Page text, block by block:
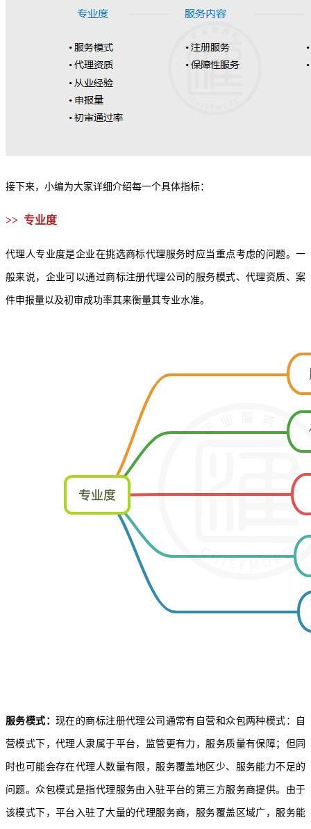
接下来，小编为大家详细介绍每一个具体指标：
>> 专业度
代理人专业度是企业在挑选商标代理服务时应当重点考虑的问题。一
般来说，企业可以通过商标注册代理公司 的服务模式、代理资质、案
件申报量以及初审成功率其来衡量其专业水准。
服务模式： 现在的商标注册代理公司 通常有自营和众包两种模式：自
营模式下，代理人隶属于平台，监管更有力，服务质量有保障；但同
时也可能会存在代理人数量有限，服务覆盖地区少、服务能力不足的
问题。众包模式是指代理服务由入驻平台的第三方服务商提供。由于
该模式下，平台入驻了大量的代理服务商，服务覆盖区域广，服务能